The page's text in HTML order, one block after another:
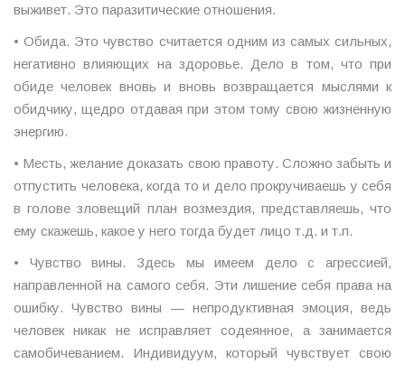
выживет. Это паразитические отношения.
• Обида. Это чувство считается одним из самых сильных,
негативно влияющих на здоровье. Дело в том, что при
обиде человек вновь и вновь возвращается мыслями к
обидчику, щедро отдавая при этом тому свою жизненную
энергию.
• Месть, желание доказать свою правоту. Сложно забыть и
отпустить человека, когда то и дело прокручиваешь у себя
в голове зловещий план возмездия, представляешь, что
ему скажешь, какое у него тогда будет лицо т.д. и т.п.
• Чувство вины. Здесь мы имеем дело с агрессией,
направленной на самого себя. Эти лишение себя права на
ошибку. Чувство вины — непродуктивная эмоция, ведь
человек никак не исправляет содеянное, а занимается
самобичеванием. Индивидуум, который чувствует свою